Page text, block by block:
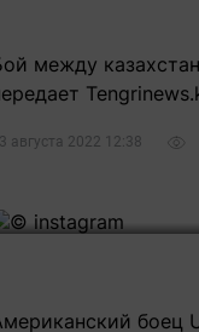
между
августа 2022 12:38
боец